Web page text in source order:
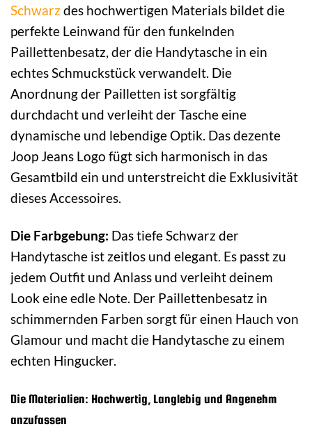
Schwarzdes hochwertigen Materials bildet die
perfekte Leinwand für den funkelnden
Paillettenbesatz, der die Handytasche in ein
echtes Schmuckstück verwandelt. Die
Anordnung der Pailletten ist sorgfältig
durchdacht und verleiht der Tasche eine
dynamische und lebendige Optik. Das dezente
Joop Jeans Logo fügt sich harmonisch in das
Gesamtbild ein und unterstreicht die Exklusivität
dieses Accessoires.
Die Farbgebung: Das tiefe Schwarz der
Handytasche ist zeitlos und elegant. Es passt zu
jedem Outfit und Anlass und verleiht deinem
Look eine edle Note. Der Paillettenbesatz in
schimmernden Farben sorgt für einen Hauch von
Glamour und macht die Handytasche zu einem
echten Hingucker.
Die Materialien: Hochwertig, Langlebig und Angenehm
anzufassen